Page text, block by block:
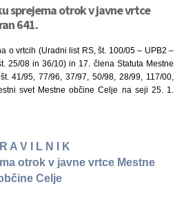
sprejema otrok v javne vrtce
641.
o vrtcih (Uradni list RS, št. 100/05 – UPB2 –
25/08 in 36/10) in 17. člena Statuta Mestne
41/95, 77/96, 37/97, 50/98, 28/99, 117/00,
svet Mestne občine Celje na seji 25. 1.
A V I L N I K
otrok v javne vrtce Mestne
Celje